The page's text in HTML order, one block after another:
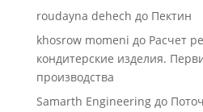
roudayna dehech до Пектин
khosrow momeni до Расчет
кондитерские изделия.
производства
Samarth Engineeringдо